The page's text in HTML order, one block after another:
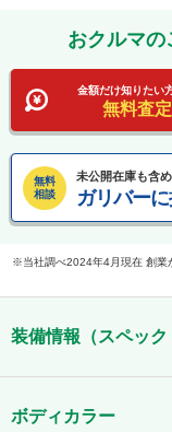
おクルマの
金額だけ知りたい
無料査定
無料
相談
未公開在庫も含
ガリバー
当社調べ2024年4月現在 創業
装備情報（スペック
ボディカラー